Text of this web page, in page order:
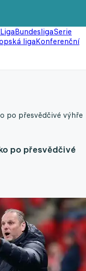
BundesligaSerie
ligaKonferenční
po přesvědčivé výhře
po přesvědčivé